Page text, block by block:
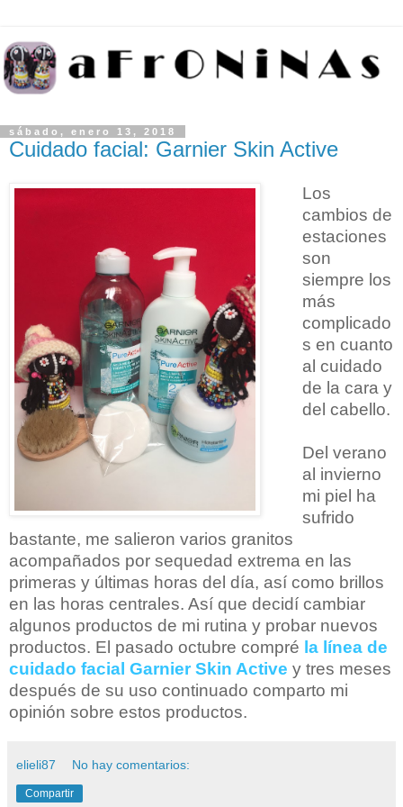
sábado, enero 13, 2018
Cuidado facial: Garnier Skin Active
Los
cambios de
estaciones
son
siempre los
más
complicado
s en cuanto
al cuidado
de la cara y
del cabello.
Del verano
al invierno
mi piel ha
sufrido
bastante, me salieron varios granitos
acompañados por sequedad extrema en las
primeras y últimas horas del día, así como brillos
en las horas centrales. Así que decidí cambiar
algunos productos de mi rutina y probar nuevos
productos. El pasado octubre compré la línea de
cuidado facial Garnier Skin Active y tres meses
después de su uso continuado comparto mi
opinión sobre estos productos.
elieli87 No hay comentarios:
Compartir